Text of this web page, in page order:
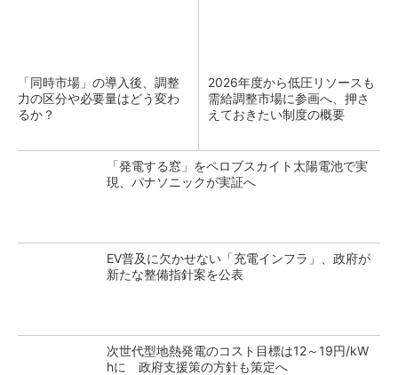
「同時市場」の導入後、調整
力の区分や必要量はどう変わ
るか？
2026年度から低圧リソースも
需給調整市場に参画へ、押さ
えておきたい制度の概要
「発電する窓」をペロブスカイト太陽電池で実
現、パナソニックが実証へ
EV普及に欠かせない「充電インフラ」、政府が
新たな整備指針案を公表
次世代型地熱発電のコスト目標は12～19円/kW
hに 政府支援策の方針も策定へ